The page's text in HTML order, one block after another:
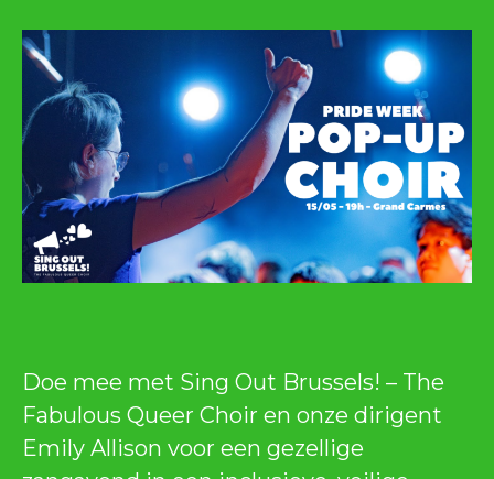
Doe mee met Sing Out Brussels! – The
Fabulous Queer Choir en onze dirigent
Emily Allison voor een gezellige